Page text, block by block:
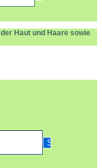
Haut und Haare sowie